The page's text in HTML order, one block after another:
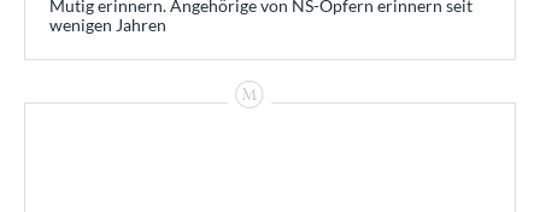
Mutig erinnern. Angehörige von NS-Opfern erinnern seit
wenigen Jahren